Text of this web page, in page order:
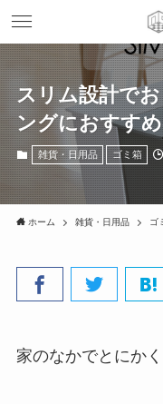
スリム設計で
ングにおすす
雑貨・日用品 ゴミ箱
ホーム 雑貨・日用品 ゴ
家のなかでとにか